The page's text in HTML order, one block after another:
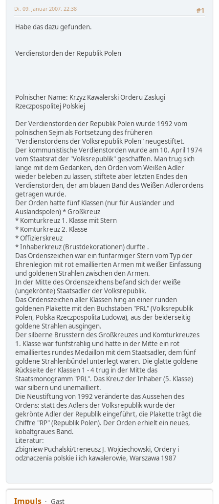
#1
Di, 09. Januar 2007, 22:38
Habe das dazu gefunden.
Verdienstorden der Republik Polen
Polnischer Name: Krzyz Kawalerski Orderu Zaslugi
Rzeczpospolitej Polskiej
Der Verdienstorden der Republik Polen wurde 1992 vom
polnischen Sejm als Fortsetzung des früheren
"Verdienstordens der Volksrepublik Polen" neugestiftet.
Der kommunistische Verdienstorden wurde am 10. April 1974
vom Staatsrat der "Volksrepublik" geschaffen. Man trug sich
lange mit dem Gedanken, den Orden vom Weißen Adler
wieder beleben zu lassen, stiftete aber letzten Endes den
Verdienstorden, der am blauen Band des Weißen Adlerordens
getragen wurde.
Der Orden hatte fünf Klassen (nur für Ausländer und
Auslandspolen) * Großkreuz
* Komturkreuz 1. Klasse mit Stern
* Komturkreuz 2. Klasse
* Offizierskreuz
* Inhaberkreuz (Brustdekorationen) durfte .
Das Ordenszeichen war ein fünfarmiger Stern vom Typ der
Ehrenlegion mit rot emaillierten Armen mit weißer Einfassung
und goldenen Strahlen zwischen den Armen.
In der Mitte des Ordenszeichens befand sich der weiße
(ungekrönte) Staatsadler der Volksrepublik.
Das Ordenszeichen aller Klassen hing an einer runden
goldenen Plakette mit den Buchstaben "PRL" (Volksrepublik
Polen, Polska Rzeczpospolita Ludowa), aus der beiderseitig
goldene Strahlen ausgingen.
Der silberne Brusstern des Großkreuzes und Komturkreuzes
1. Klasse war fünfstrahlig und hatte in der Mitte ein rot
emailliertes rundes Medaillon mit dem Staatsadler, dem fünf
goldene Strahlenbündel unterlegt waren. Die glatte goldene
Rückseite der Klassen 1 - 4 trug in der Mitte das
Staatsmonogramm "PRL". Das Kreuz der Inhaber (5. Klasse)
war silbern und unemailliert.
Die Neustiftung von 1992 veränderte das Aussehen des
Ordens: statt des Adlers der Volksrepublik wurde der
gekrönte Adler der Republik eingeführt, die Plakette trägt die
Chiffre "RP" (Republik Polen). Der Orden erhielt ein neues,
kobaltgraues Band.
Literatur:
Zbigniew Puchalski/Ireneusz J. Wojciechowski, Ordery i
odznaczenia polskie i ich kawalerowie, Warszawa 1987
Impuls
Gast